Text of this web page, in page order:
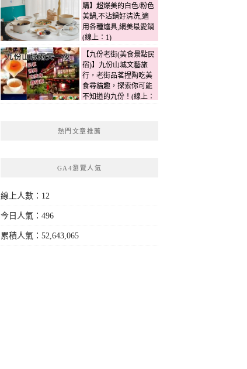
購】超爆美的白色/粉色
美鍋,不沾鍋好清洗,適
用各種爐具,網美最愛鍋
(線上：1)
【九份老街(美食景點民
宿)】九份山城文藝旅
行，老街品茗捏陶吃美
食尋貓趣，探索你可能
不知道的九份！(線上：
熱門文章推薦
GA4瀏覽人氣
線上人數：12
今日人氣：496
累積人氣：52,643,065